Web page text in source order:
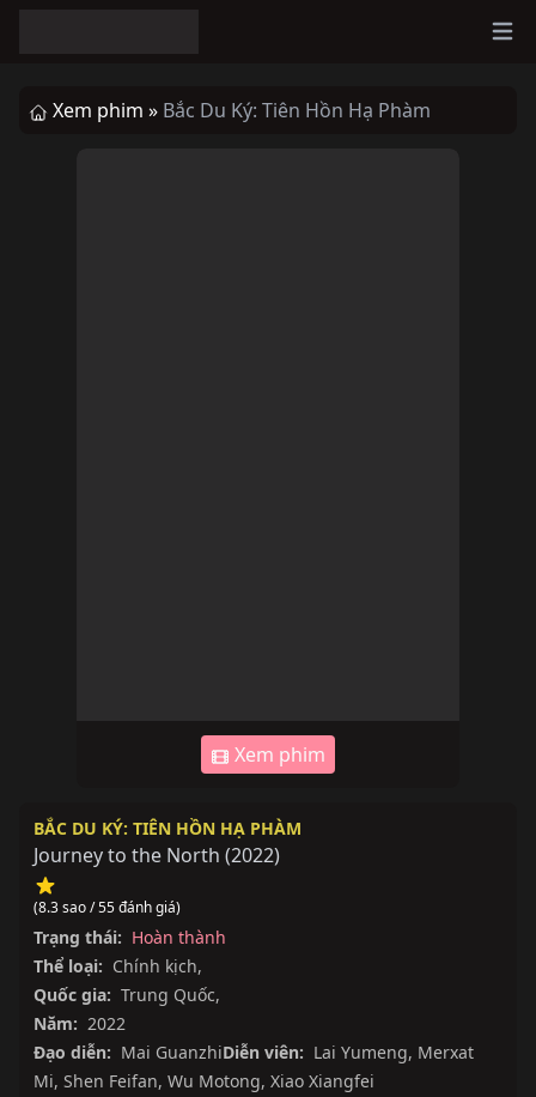
Xem phim » Bắc Du Ký: Tiên Hồn Hạ Phàm
Xem phim
BẮC DU KÝ: TIÊN HỒN HẠ PHÀM
Journey to the North (2022)
(8.3 sao / 55 đánh giá)
Trạng thái: Hoàn thành
Thể loại: Chính kịch,
Quốc gia: Trung Quốc,
Năm: 2022
Đạo diễn: Mai GuanzhiDiễn viên: Lai Yumeng, Merxat
Mi, Shen Feifan, Wu Motong, Xiao Xiangfei